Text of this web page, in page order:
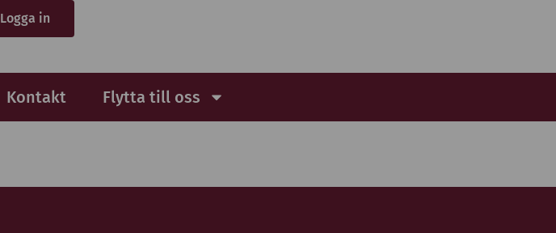
Logga in
Kontakt Flytta till oss